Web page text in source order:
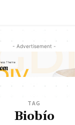
- Advertisement -
TAG
Biobío